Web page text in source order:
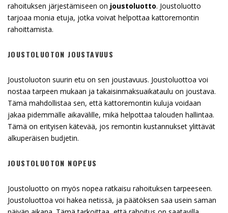
rahoituksen järjestämiseen on joustoluotto. Joustoluotto
tarjoaa monia etuja, jotka voivat helpottaa kattoremontin
rahoittamista.
JOUSTOLUOTON JOUSTAVUUS
Joustoluoton suurin etu on sen joustavuus. Joustoluottoa voi
nostaa tarpeen mukaan ja takaisinmaksuaikataulu on joustava.
Tämä mahdollistaa sen, että kattoremontin kuluja voidaan
jakaa pidemmälle aikavälille, mikä helpottaa talouden hallintaa.
Tämä on erityisen kätevää, jos remontin kustannukset ylittävät
alkuperäisen budjetin.
JOUSTOLUOTON NOPEUS
Joustoluotto on myös nopea ratkaisu rahoituksen tarpeeseen.
Joustoluottoa voi hakea netissä, ja päätöksen saa usein saman